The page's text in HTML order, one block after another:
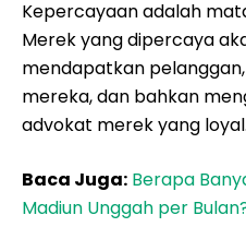
Kepercayaan adalah
Merek yang dipercaya
mendapatkan
mereka, dan bahkan
advokat merek yang loyal.
Baca Juga: Berapa
Madiun Unggah per